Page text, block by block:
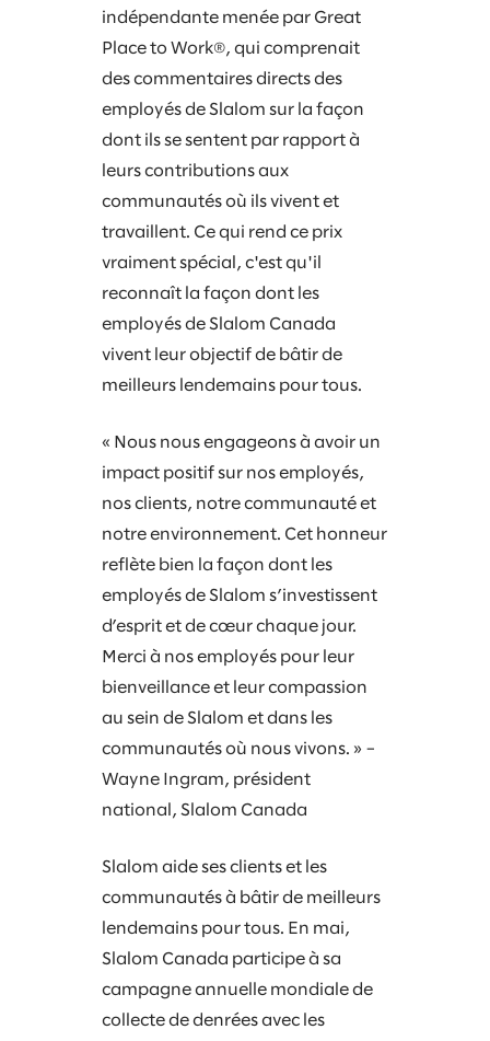
indépendante menée par Great
Place to Work®, qui comprenait
des commentaires directs des
employés de Slalom sur la façon
dont ils se sentent par rapport à
leurs contributions aux
communautés où ils vivent et
travaillent. Ce qui rend ce prix
vraiment spécial, c'est qu'il
reconnaît la façon dont les
employés de Slalom Canada
vivent leur objectif de bâtir de
meilleurs lendemains pour tous.
« Nous nous engageons à avoir un
impact positif sur nos employés,
nos clients, notre communauté et
notre environnement. Cet honneur
reflète bien la façon dont les
employés de Slalom s’investissent
d’esprit et de cœur chaque jour.
Merci à nos employés pour leur
bienveillance et leur compassion
au sein de Slalom et dans les
communautés où nous vivons. » –
Wayne Ingram, président
national, Slalom Canada
Slalom aide ses clients et les
communautés à bâtir de meilleurs
lendemains pour tous. En mai,
Slalom Canada participe à sa
campagne annuelle mondiale de
collecte de denrées avec les